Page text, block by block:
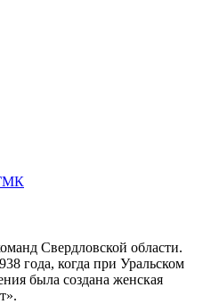
Свердловской области.
года, когда при Уральском
была создана женская